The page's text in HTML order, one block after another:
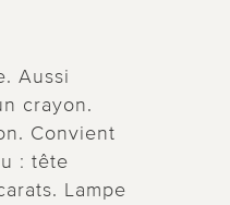
Aussi
crayon.
Convient
: tête
Lampe